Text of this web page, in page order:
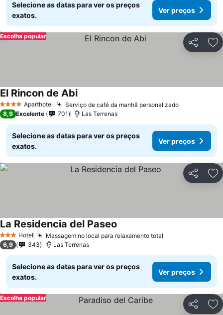
Selecione as datas para ver os preços
exatos.
Ver preços
Partilhar
Escolha popular
4 EstrelasAparthotel Serviço de café da manhã personalizadoVer preços
El Rincon de AbiVer preços
8,9 Excelente 701 Las Terrenas
Selecione as datas para ver os preços
exatos.
Ver preços
Partilhar
3 EstrelasHotel Massagem no local para relaxamento total
La Residencia del Paseo
6,9 343 Las Terrenas
Selecione as datas para ver os preços
exatos.
Ver preços
Partilhar
Escolha popular